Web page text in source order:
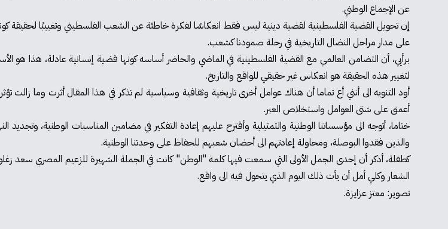
عن الإجماع الوطني.
إن تحويل القضية الفلسطينية لقضية دينية ليس فقط انعكاسًا لفكرة خاطئة عن الشعب الفلسطيني وتغييبًا لحقيقة
على مدار مراحل النضال التاريخية في رحلة صمودنا كشعب.
برأيي، أن التضامن العالمي مع القضية الفلسطينية في الماضي والحاضر أساسه كونها قضية إنسانية عادلة، هذا
لتغيير هذه الحقيقة هو انعكاس غير حقيقي للواقع والتاريخ.
أود التنويه الى أنني أع تماما أن هناك عوامل أخرى تاريخية وثقافية وسياسية لم تذكر في هذا المقال أثرت وما
أعمق على شتى العوامل واستخلاص العبر.
ختاما، أتوجه الى مؤسساتنا الوطنية والتمثيلية وأقترح عليهم إعادة التفكير في مضامين المناسبات الوطنية،
والذين فقدوا البوصلة، ومحاولة إعادتهم الى أحضان شعبهم للحفاظ على وحدتنا الوطنية.
كطفلة، أذكر أن إحدى الجمل الأولى التي سمعت فيها كلمة "الوطن" كانت في الجملة الشهيرة للزعيم المصري
الشعار وكلي أمل أن يأت ذلك اليوم الذي يتحول فيه الى واقع.
تصوير: معتز عزايزة.